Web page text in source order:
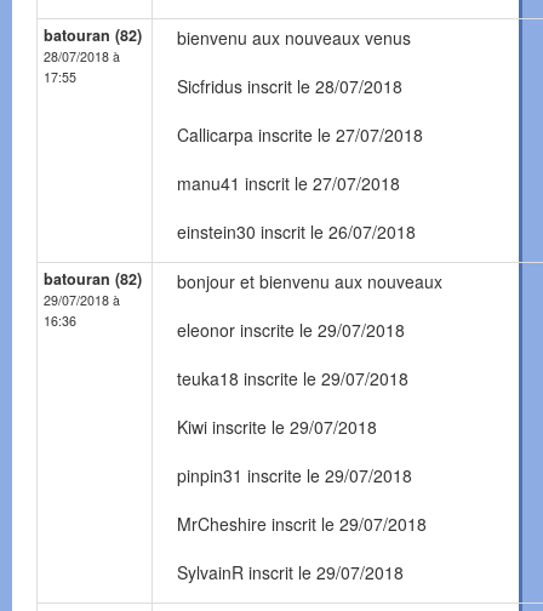
batouran (82)
28/07/2018 à
17:55
bienvenu aux nouveaux venus
Sicfridus inscrit le 28/07/2018
Callicarpa inscrite le 27/07/2018
manu41 inscrit le 27/07/2018
einstein30 inscrit le 26/07/2018
batouran (82)
29/07/2018 à
16:36
bonjour et bienvenu aux nouveaux
eleonor inscrite le 29/07/2018
teuka18 inscrite le 29/07/2018
Kiwi inscrite le 29/07/2018
pinpin31 inscrite le 29/07/2018
MrCheshire inscrit le 29/07/2018
SylvainR inscrit le 29/07/2018